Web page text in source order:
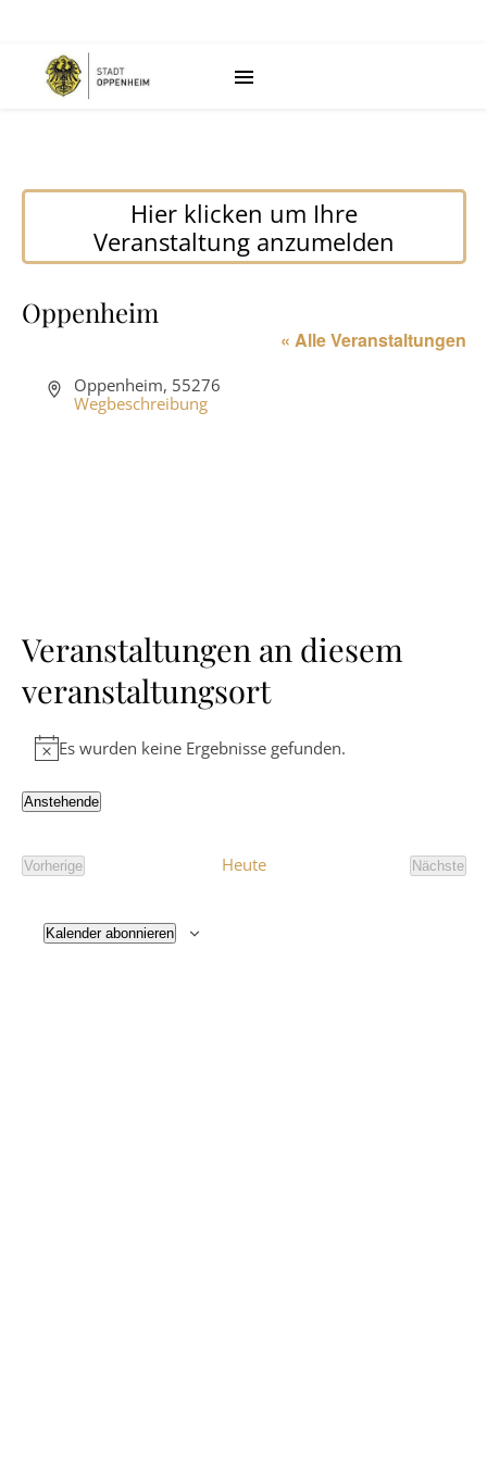
Hier klicken um Ihre
Veranstaltung anzumelden
Oppenheim
« Alle Veranstaltungen
AdresseOppenheim, 55276
Wegbeschreibung
Veranstaltungen an diesem
veranstaltungsort
Hinweis
Es wurden keine Ergebnisse gefunden.
Anstehende
Vorherige
Veranstaltungen
Heute
Nächste
Kalender abonnieren